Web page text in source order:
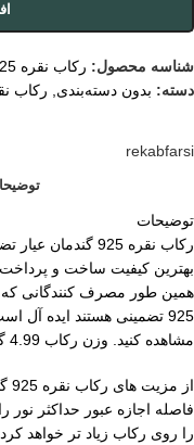
شناسه محصول: رکاب نقره 925 گندمان
دسته: بدون دسته‌بندی, رکاب
rekabfarsi
توضیحات
رکاب نقره 925 گندمان عیار تضمینی مردانه در
بهترین کیفیت ساخت و
همین طور مصرف کنندگانی که
925 تضمینی هستند ایده آل
مشاهده کنید. وزن رکاب 4.99 گرم و ابعاد سنگ آن 12 در 10 میلیمتر است.
فاصله اجازه عبور حداکثر
را روی رکاب زیاد تر خواهد